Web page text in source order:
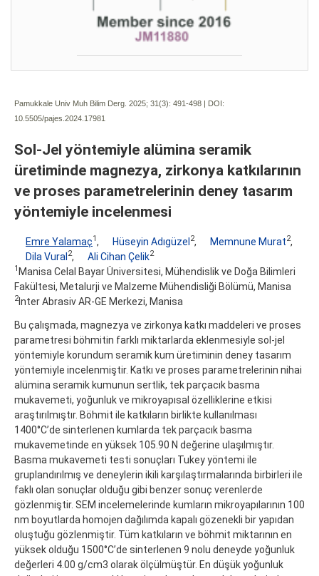
Pamukkale Univ Muh Bilim Derg. 2025; 31(3): 491-498 | DOI:
10.5505/pajes.2024.17981
Sol-Jel yöntemiyle alümina seramik
üretiminde magnezya, zirkonya katkılarının
ve proses parametrelerinin deney tasarım
yöntemiyle incelenmesi
Emre Yalamaç1 , Hüseyin Adıgüzel 2, Memnune Murat2,
Dila Vural 2, Ali Cihan Çelik2
1 Manisa Celal Bayar Üniversitesi, Mühendislik ve Doğa Bilimleri
Fakültesi, Metalurji ve Malzeme Mühendisliği Bölümü, Manisa
2Inter Abrasiv AR-GE Merkezi, Manisa
Bu çalışmada, magnezya ve zirkonya katkı maddeleri ve proses
parametresi böhmitin farklı miktarlarda eklenmesiyle sol-jel
yöntemiyle korundum seramik kum üretiminin deney tasarım
yöntemiyle incelenmiştir. Katkı ve proses parametrelerinin nihai
alümina seramik kumunun sertlik, tek parçacık basma
mukavemeti, yoğunluk ve mikroyapısal özelliklerine etkisi
araştırılmıştır. Böhmit ile katkıların birlikte kullanılması
1400°C’de sinterlenen kumlarda tek parçacık basma
mukavemetinde en yüksek 105.90 N değerine ulaşılmıştır.
Basma mukavemeti testi sonuçları Tukey yöntemi ile
gruplandırılmış ve deneylerin ikili karşılaştırmalarında birbirleri ile
faklı olan sonuçlar olduğu gibi benzer sonuç verenlerde
gözlenmiştir. SEM incelemelerinde kumların mikroyapılarının 100
nm boyutlarda homojen dağılımda kapalı gözenekli bir yapıdan
oluştuğu gözlenmiştir. Tüm katkıların ve böhmit miktarının en
yüksek olduğu 1500°C’de sinterlenen 9 nolu deneyde yoğunluk
değerleri 4.00 g/cm3 olarak ölçülmüştür. En düşük yoğunluk